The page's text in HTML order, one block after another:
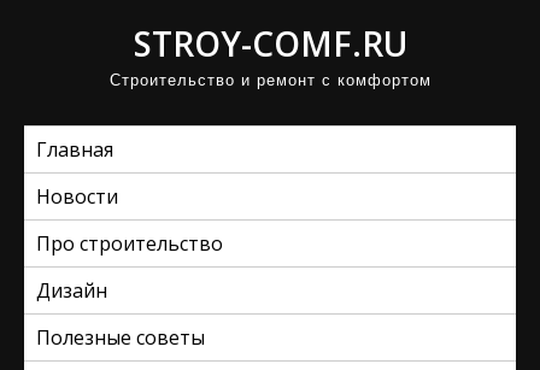
STROY-COMF.RU
Строительство и ремонт с комфортом
Главная
Новости
Про строительство
Дизайн
Полезные советы